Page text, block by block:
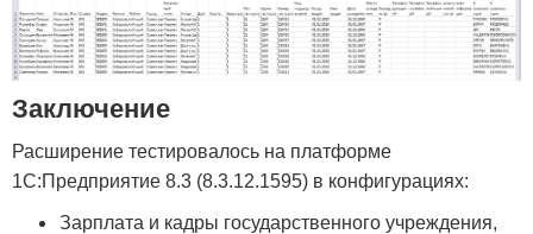
Заключение
Расширение тестировалось на платформе
1С:Предприятие 8.3 (8.3.12.1595) в конфигурациях:
Зарплата и кадры государственного учреждения,